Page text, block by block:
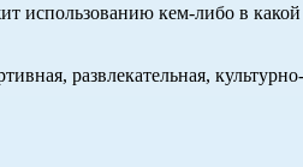
использованию кем-либо в
развлекательная,